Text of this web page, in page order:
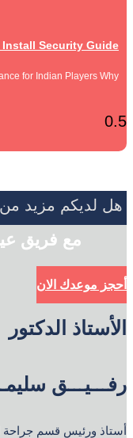
Install Security Guide
for Indian Players Why
هل لديكم مزيد من
مع فريق
أحجز موعدك الان
الأستاذ الدكتور
رفـــيـــق
أستاذ ورئيس قسم جراحة